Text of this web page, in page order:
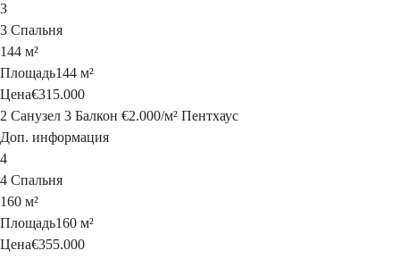
3
3 Спальня
144 м²
Площадь144 м²
Цена€315.000
2 Санузел 3 Балкон €2.000/м² Пентхаус
Доп. информация
4
4 Спальня
160 м²
Площадь160 м²
Цена€355.000